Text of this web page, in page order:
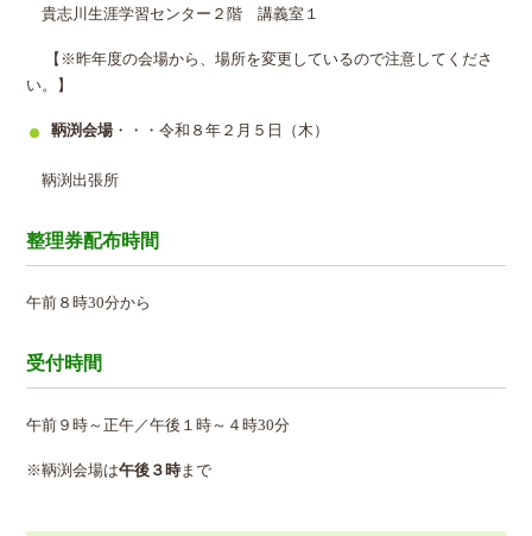
貴志川生涯学習センター２階 講義室１
【※昨年度の会場から、場所を変更しているので注意してくださ
い。】
鞆渕会場・・・令和８年２月５日（木）
鞆渕出張所
整理券配布時間
午前８時30分から
受付時間
午前９時～正午／午後１時～４時30分
※鞆渕会場は午後３時 まで